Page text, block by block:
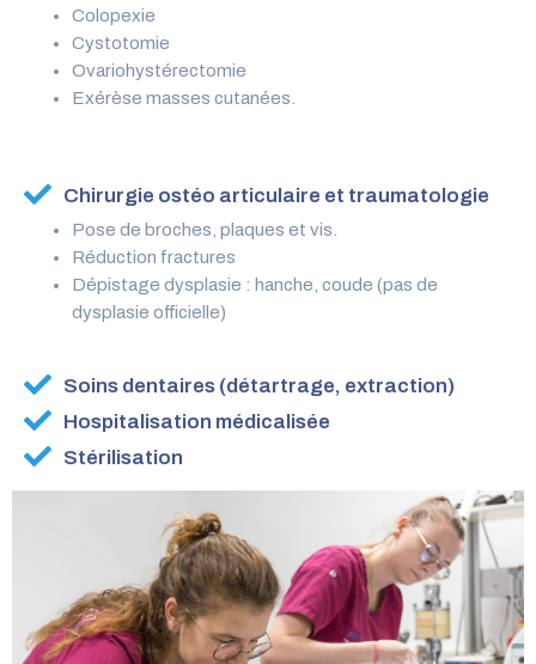
Colopexie
Cystotomie
Ovariohystérectomie
Exérèse masses cutanées.
Chirurgie ostéo articulaire et traumatologie
Pose de broches, plaques et vis.
Réduction fractures
Dépistage dysplasie : hanche, coude (pas de
dysplasie officielle)
Soins dentaires (détartrage, extraction)
Hospitalisation médicalisée
Stérilisation